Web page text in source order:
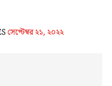
সেপ্টেম্বর ২১, ২০২২